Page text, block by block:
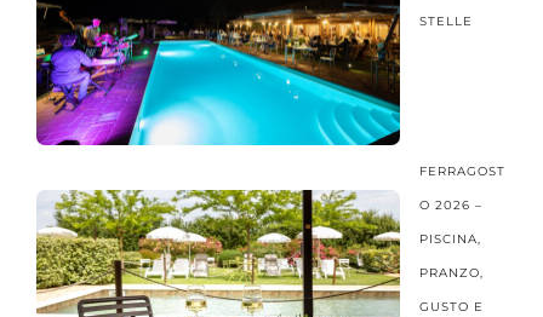
STELLE
FERRAGOST
O 2026 –
PISCINA,
PRANZO,
GUSTO E